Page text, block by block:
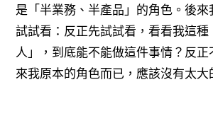
是「半業務、半產品」的角色。後
試試看：反正先試試看，看看我這種
人」，到底能不能做這件事情？反
來我原本的角色而已，應該沒有太大